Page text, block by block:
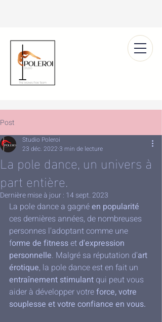
Post
La pole dance, un univers à
part entière.
Studio Poleroi
23 déc. 2022 3 min de lecture
Dernière mise à jour : 14 sept. 2023
La pole dance a gagné en popularité
ces dernières années, de nombreuses
personnes l'adoptant comme une
forme de fitness et d'expression
personnelle. Malgré sa réputation d'art
érotique, la pole dance est en fait un
entraînement stimulant qui peut vous
aider à développer votre force, votre
souplesse et votre confiance en vous.